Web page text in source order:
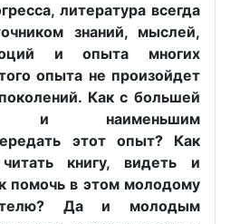
литература всегда
знаний, мыслей,
и опыта многих
опыта не произойдет
Как с большей
и наименьшим
этот опыт? Как
книгу, видеть и
помочь в этом молодому
Да и молодым